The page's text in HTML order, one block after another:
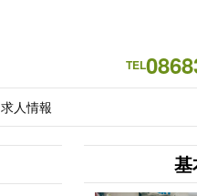
TEL
求人情報